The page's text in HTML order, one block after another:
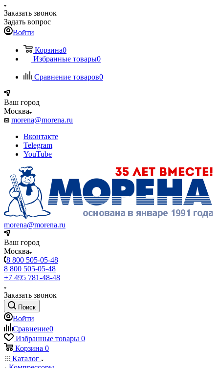
Заказать звонок
Задать вопрос
Войти
Корзина0
Избранные товары0
Сравнение товаров0
Ваш город
Москва
morena@morena.ru
Вконтакте
Telegram
YouTube
morena@morena.ru
Ваш город
Москва
8 800 505-05-48
8 800 505-05-48
+7 495 781-48-48
Заказать звонок
Поиск
Войти
Сравнение0
Избранные товары 0
Корзина 0
Каталог